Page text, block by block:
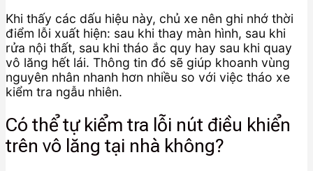
Khi thấy các dấu hiệu này, chủ xe nên ghi nhớ thời
điểm lỗi xuất hiện: sau khi thay màn hình, sau khi
rửa nội thất, sau khi tháo ắc quy hay sau khi quay
vô lăng hết lái. Thông tin đó sẽ giúp khoanh vùng
nguyên nhân nhanh hơn nhiều so với việc tháo xe
kiểm tra ngẫu nhiên.
Có thể tự kiểm tra lỗi nút điều khiển
trên vô lăng tại nhà không?